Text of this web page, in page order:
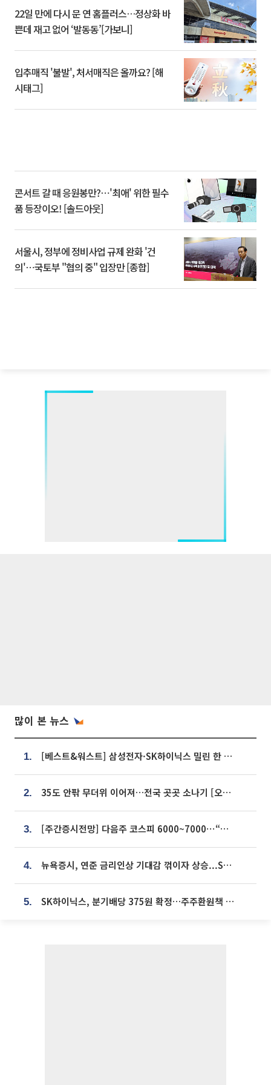
22일 만에 다시 문 연 홈플러스…정상화 바
쁜데 재고 없어 ‘발동동’[가보니]
입추매직 '불발', 처서매직은 올까요? [해
시태그]
콘서트 갈 때 응원봉만?⋯'최애' 위한 필수
품 등장이오! [솔드아웃]
서울시, 정부에 정비사업 규제 완화 '건
의'⋯국토부 "협의 중" 입장만 [종합]
많이 본 뉴스
1. [베스트&워스트] 삼성전자·SK하이닉스 밀린 한 주…상상인증권은 85% 급등
2. 35도 안팎 무더위 이어져…전국 곳곳 소나기 [오늘 날씨]
3. [주간증시전망] 다음주 코스피 6000~7000⋯“外人 수급은 정책이 변수”
4. 뉴욕증시, 연준 금리인상 기대감 꺾이자 상승...S&P500 사상 최고치 [종합]
5. SK하이닉스, 분기배당 375원 확정…주주환원책 9월로 앞당겨 발표